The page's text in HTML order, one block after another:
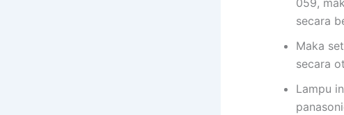
059,
secara
Maka
secara
Lampu